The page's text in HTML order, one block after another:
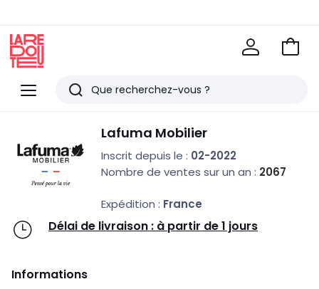
Menu
Redoute
Rechercher
articles
vus
Voir
Lafuma Mobilier
Inscrit depuis le : 02-2022
Nombre de ventes sur un an : 2067
Expédition : France
Délai de livraison : à partir de 1 jours
Informations